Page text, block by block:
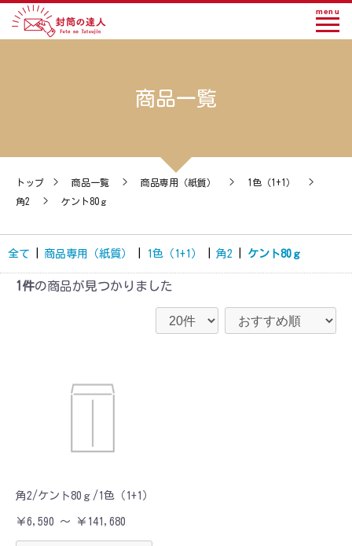
menu
商品一覧
トップ > 商品一覧 > 商品専用（紙質） > 1色（1+1）
>
角2
> ケント80ｇ
全て 商品専用（紙質） 1色（1+1） 角2 ケント80ｇ
1件の商品が見つかりました
角2/ケント80ｇ/1色（1+1）
￥6,590 ～ ￥141,680